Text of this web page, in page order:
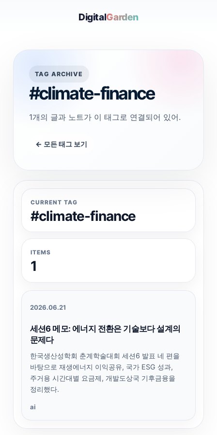
DigitalGarden
TAG ARCHIVE
#climate-finance
1개의 글과 노트가 이 태그로 연결되어 있어.
← 모든 태그 보기
CURRENT TAG
#climate-finance
ITEMS
1
2026.06.21
세션6 메모: 에너지 전환은 기술보다 설계의
문제다
한국생산성학회 춘계학술대회 세션6 발표 네 편을
바탕으로 재생에너지 이익공유, 국가 ESG 성과,
주거용 시간대별 요금제, 개발도상국 기후금융을
정리했다.
ai